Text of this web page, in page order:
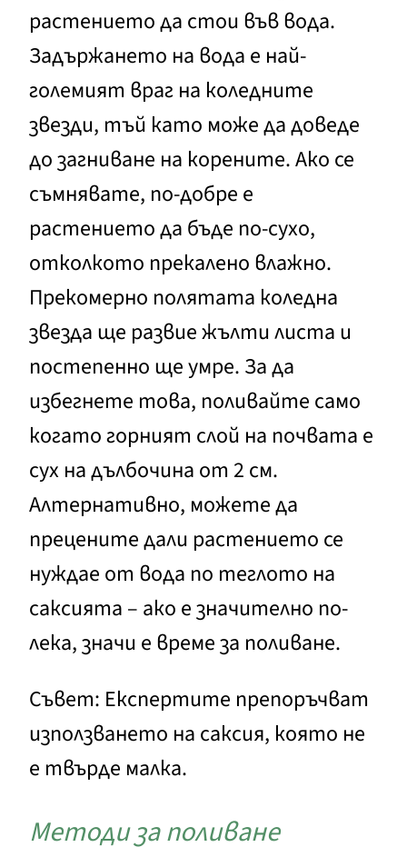
растението да стои във вода.
Задържането на вода е най-
големият враг на коледните
звезди, тъй като може да доведе
до загниване на корените. Ако се
съмнявате, по-добре е
растението да бъде по-сухо,
отколкото прекалено влажно.
Прекомерно полятата коледна
звезда ще развие жълти листа и
постепенно ще умре. За да
избегнете това, поливайте само
когато горният слой на почвата е
сух на дълбочина от 2 см.
Алтернативно, можете да
прецените дали растението се
нуждае от вода по теглото на
саксията – ако е значително по-
лека, значи е време за поливане.
Съвет: Експертите препоръчват
използването на саксия, която не
е твърде малка.
Методи за поливане